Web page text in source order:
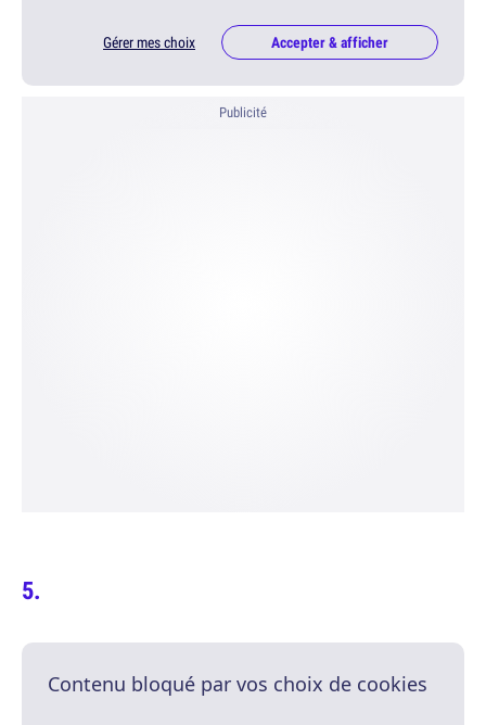
Gérer mes choix Accepter & afficher
Publicité
Contenu bloqué par vos choix de cookies